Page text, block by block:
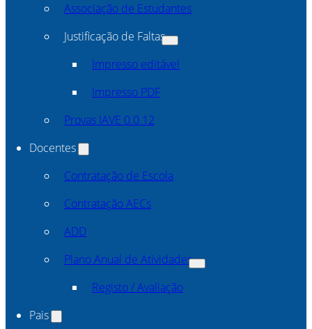
Associação de Estudantes
Justificação de Faltas
Impresso editável
Impresso PDF
Provas IAVE 0.0.12
Docentes
Contratação de Escola
Contratação AECs
ADD
Plano Anual de Atividades
Registo / Avaliação
Pais